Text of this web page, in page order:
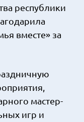
республики
вместе» за
мастер-
игр и